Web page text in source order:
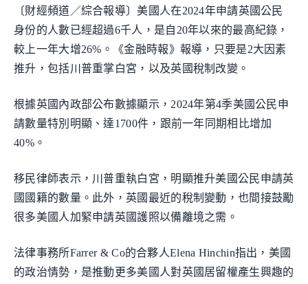
〔財經頻道／綜合報導〕美國人在2024年申請英國公民
身份的人數已經超過6千人，是自20年以來的最高紀錄，
較上一年大增26%。《金融時報》報導，只要是2大因素
推升，包括川普重掌白宮，以及英國稅制改變。
根據英國內政部公布數據顯示，2024年第4季美國公民申
請數量特別明顯、達1700件，跟前一年同期相比增加
40%。
移民律師表示，川普重執白宮，明顯推升美國公民申請英
國國籍的數量。此外，英國最近的稅制變動，也間接鼓勵
很多美國人加緊申請英國護照以備離境之需。
法律事務所Farrer & Co的合夥人Elena Hinchin指出，美國
的政治情勢，是推動更多美國人對英國居留權產生興趣的